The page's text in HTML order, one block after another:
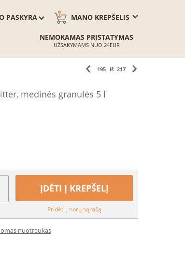
MANO KREPŠELIS
0
PASKYRA
NEMOKAMAS PRISTATYMAS
UŽSAKYMAMS NUO 24EUR
195 iš 217
medinės granulės 5 l
ĮDĖTI Į KREPŠELĮ
Pridėti į norų sąrašą
nuotraukas